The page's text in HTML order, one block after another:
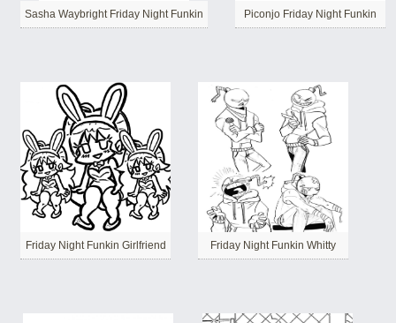
Sasha Waybright Friday Night Funkin Piconjo Friday Night Funkin
Friday Night Funkin Girlfriend Friday Night Funkin Whitty